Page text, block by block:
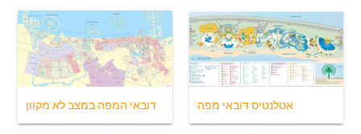
דובאי המפה במצב לא מקוון אטלנטיס דובאי מפה